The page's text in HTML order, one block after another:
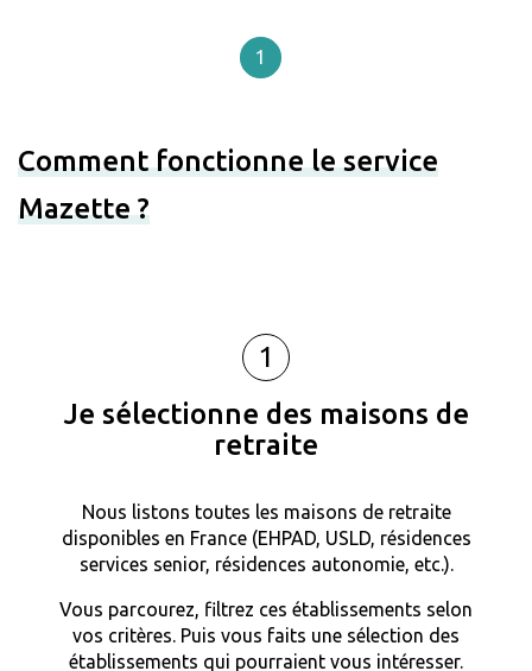
1
Comment fonctionne le service
Mazette ?
1
Je sélectionne des maisons de
retraite
Nous listons toutes les maisons de retraite
disponibles en France (EHPAD, USLD, résidences
services senior, résidences autonomie, etc.).
Vous parcourez, filtrez ces établissements selon
vos critères. Puis vous faits une sélection des
établissements qui pourraient vous intéresser.